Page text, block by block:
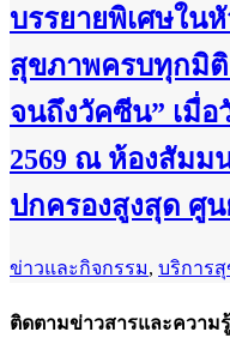
บรรยายพิเศษใน
สุขภาพครบทุกมิ
จนถึงวัคซีน” เมื่
2569 ณ ห้องสัมม
ปกครองสูงสุด ศู
ข่าวและกิจกรรม, บริการ
ติดตามข่าวสารและความ